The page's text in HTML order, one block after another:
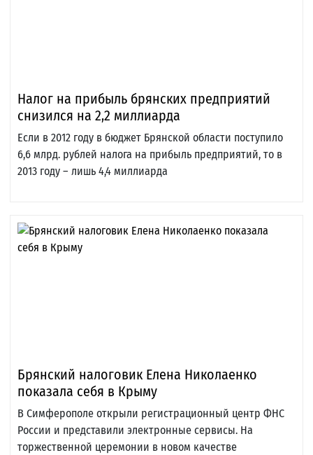
Налог на прибыль брянских предприятий
снизился на 2,2 миллиарда
Если в 2012 году в бюджет Брянской области поступило
6,6 млрд. рублей налога на прибыль предприятий, то в
2013 году – лишь 4,4 миллиарда
Брянский налоговик Елена Николаенко
показала себя в Крыму
В Симферополе открыли регистрационный центр ФНС
России и представили электронные сервисы. На
торжественной церемонии в новом качестве